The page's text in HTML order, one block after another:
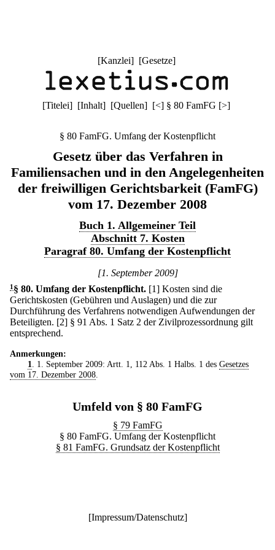
[Kanzlei] [Gesetze]
[Titelei] [Inhalt] [Quellen] [<] § 80 FamFG [>]
§ 80 FamFG. Umfang der Kostenpflicht
Gesetz über das Verfahren in
Familiensachen und in den Angelegenheiten
der freiwilligen Gerichtsbarkeit (FamFG)
vom 17. Dezember 2008
Buch 1. Allgemeiner Teil
Abschnitt 7. Kosten
Paragraf 80. Umfang der Kostenpflicht
[1. September 2009]
1 § 80. Umfang der Kostenpflicht. [1] Kosten sind die
Gerichtskosten (Gebühren und Auslagen) und die zur
Durchführung des Verfahrens notwendigen Aufwendungen der
Beteiligten. [2] § 91 Abs. 1 Satz 2 der Zivilprozessordnung gilt
entsprechend.
Anmerkungen:
1
. 1. September 2009: Artt. 1, 112 Abs. 1 Halbs. 1 des Gesetzes
vom 17. Dezember 2008
Umfeld von § 80 FamFG
§ 79 FamFG
§ 80 FamFG. Umfang der Kostenpflicht
§ 81 FamFG. Grundsatz der Kostenpflicht
[Impressum/Datenschutz]